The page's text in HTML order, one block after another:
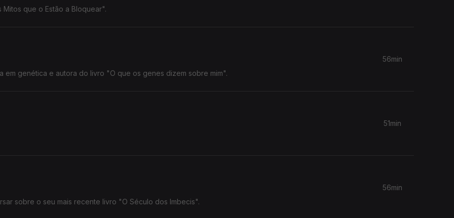
que o Estão a Bloquear".
em genética e autora do livro "O que os genes dizem sobre mim".
56min
51min
sobre o seu mais recente livro "O Século dos Imbecis".
56min